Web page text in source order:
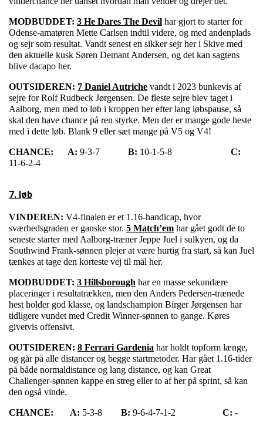
MODBUDDET: 3 He Dares The Devil har gjort to starter for
Odense-amatøren Mette Carlsen indtil videre, og med andenplads
og sejr som resultat. Vandt senest en sikker sejr her i Skive med
den aktuelle kusk Søren Demant Andersen, og det kan sagtens
blive dacapo her.
OUTSIDEREN: 7 Daniel Autriche vandt i 2023 bunkevis af
sejre for Rolf Rudbeck Jørgensen. De fleste sejre blev taget i
Aalborg, men med to løb i kroppen her efter lang løbspause, så
skal den have chance på ren styrke. Men der er mange gode heste
med i dette løb. Blank 9 eller sæt mange på V5 og V4!
CHANCE: A: 9-3-7 B: 10-1-5-8
C:
11-6-2-4
7. løb
VINDEREN: V4-finalen er et 1.16-handicap, hvor
sværhedsgraden er ganske stor. 5 Match’em har gået godt de to
seneste starter med Aalborg-træner Jeppe Juel i sulkyen, og da
Southwind Frank-sønnen plejer at være hurtig fra start, så kan Juel
tænkes at tage den korteste vej til mål her.
MODBUDDET: 3 Hillsborough har en masse sekundære
placeringer i resultatrækken, men den Anders Pedersen-trænede
hest holder god klasse, og landschampion Birger Jørgensen har
tidligere vundet med Credit Winner-sønnen to gange. Køres
givetvis offensivt.
OUTSIDEREN: 8 Ferrari Gardenia har holdt topform længe,
og går på alle distancer og begge startmetoder. Har gået 1.16-tider
på både normaldistance og lang distance, og kan Great
Challenger-sønnen kappe en streg eller to af her på sprint, så kan
den også vinde.
CHANCE: A: 5-3-8 B: 9-6-4-7-1-2 C: -